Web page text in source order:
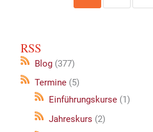
RSS
Blog(377)
Termine(5)
Einführungskurse(1)
Jahreskurs (2)